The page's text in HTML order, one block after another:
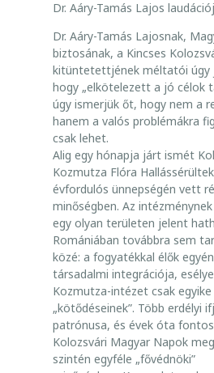
A
Á
R
Y
-
T
A
M
Á
S
L
A
J
O
S
J
O
G
Á
S
Z,
Dr. Aáry-Tamás Lajos
Dr. Aáry-Tamás Lajosnak,
biztosának, a Kincses
kitüntetettjének méltatói úgy
hogy „elkötelezett a jó célok
úgy ismerjük őt, hogy nem a
hanem a valós problémákra
csak lehet.
Alig egy hónapja járt ismét
Kozmutza Flóra
évfordulós ünnepségén vett
minőségben. Az
egy olyan területen jelent
Romániában továbbra sem
közé: a fogyatékkal élők
társadalmi integrációja,
Kozmutza-intézet csak
„kötődéseinek”. Több erdélyi
patrónusa, és évek óta
Kolozsvári Magyar Napok
szintén egyféle „fővédnöki”